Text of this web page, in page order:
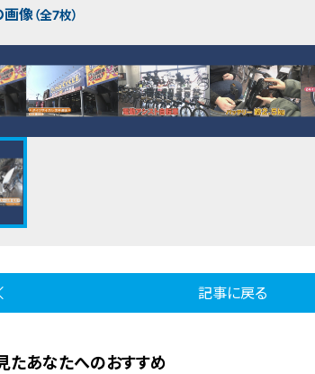
画像（全7枚）
記事に戻る
たあなたへのおすすめ